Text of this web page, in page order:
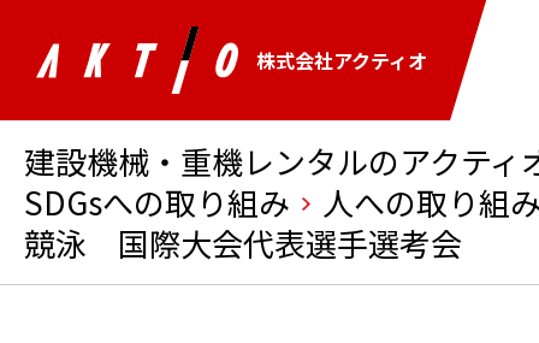
株式会社アクティオ
建設機械・重機レンタルのアクティ
SDGsへの取り組み
人への取り組
競泳 国際大会代表選手選考会